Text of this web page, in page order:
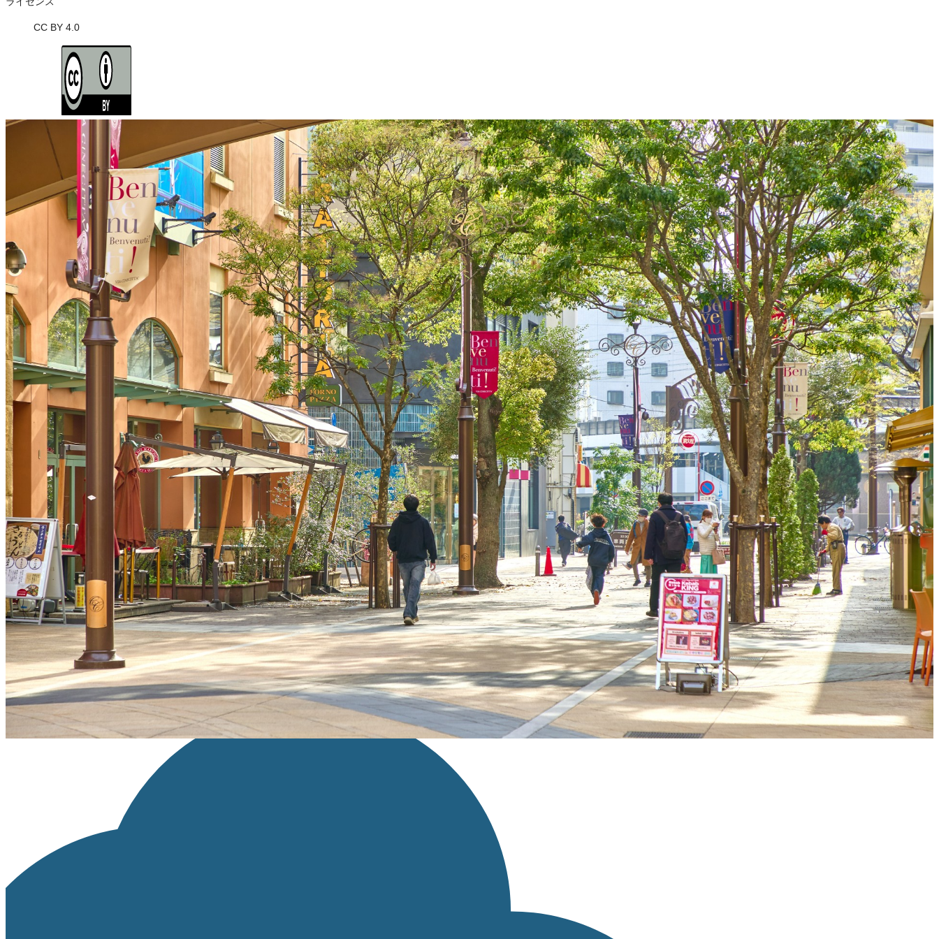
CC BY 4.0
ライセンスの内容を確認する
JSON-LD出力
ダウンロード
この画像は、営利・非営利を問わずご利用いただけます。トリミング・色変更などの改変も可能です。クレジット表記は必須です。
※本サイトの 利用規約 も適用されます。
営利利用
可
改変
可
クレジット表記
必須
クレジット表記例
出典：“ チネチッタ通り , by 川崎市,CC BY 4.0, viaかわさき魅力ギャラリー（川崎市）.
コピー
＜改変した場合＞クレジット表記例
出典：“チネチッタ通り , by 川崎市,CC BY 4.0, viaかわさき魅力ギャラリー（川崎市） , 改変あり
コピー
※【作品名, by 権利者, CCライセンス名, via テナント名】 というテンプレートに沿って設定されています。
※上記はあくまでも表記例であり、別途自治体等から指定がある場合はそちらの内容に従ってください
※リンクが設定できる場合は、「ライセンス種類」の部分にライセンスページへのリンクを設定してください。
画像